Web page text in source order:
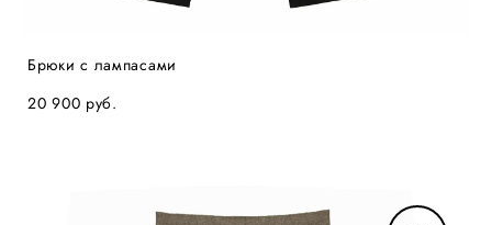
Брюки с лампасами
20 900 pуб.